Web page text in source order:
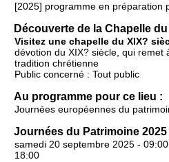
[2025] programme en préparation
Découverte de la Chapelle
Visitez une chapelle du XIX?
dévotion du XIX? siècle, qui remet
tradition chrétienne
Public concerné : Tout public
Au programme pour ce lieu :
Journées européennes du
Journées du Patrimoine
samedi 20 septembre 2025 -
18:00